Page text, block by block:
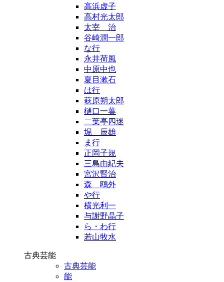
高浜虚子
高村光太郎
太宰 治
谷崎潤一郎
な行
永井荷風
中原中也
夏目漱石
は行
萩原朔太郎
樋口一葉
二葉亭四迷
堀 辰雄
ま行
正岡子規
三島由紀夫
宮沢賢治
森 鴎外
や行
横光利一
与謝野晶子
ら・わ行
若山牧水
古典芸能
古典芸能
能